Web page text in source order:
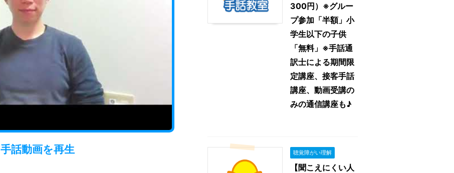
手話動画を再生
300円）※グルー
プ参加「半額」小
学生以下の子供
「無料」※手話通
訳士による期間限
定講座、接客手話
講座、動画受講の
みの通信講座も♪
聴覚障がい理解
【聞こえにくい人